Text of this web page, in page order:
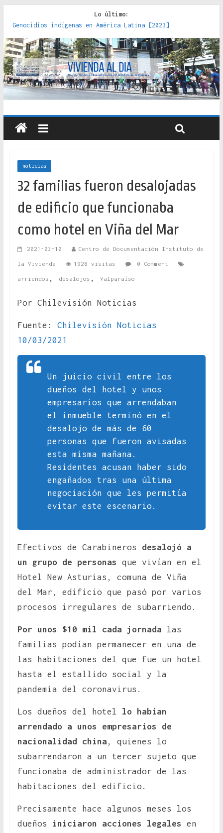
Lo último:
Genocidios indígenas en América Latina [2023]
Estudios sobre la espacialización de los Estados :
políticas, prácticas y representaciones [2022]
Donde el pedernal choca con el acero : hacia una teoría
crítica de las fronteras latinoamericanas [2020]
Criterios técnicos para una vivienda adecuada [2019]
Red de consultorios de la Caja del Seguro Obrero en
Santiago : un patrimonio emblemático [2014]
noticias
32 familias fueron desalojadas
de edificio que funcionaba
como hotel en Viña del Mar
2021-03-10 Centro de Documentación Instituto de
la Vivienda 1928 visitas 0 Comment
arriendos , desalojos , Valparaíso
Por Chilevisión Noticias
Fuente: Chilevisión Noticias
10/03/2021
Un juicio civil entre los
dueños del hotel y unos
empresarios que arrendaban
el inmueble terminó en el
desalojo de más de 60
personas que fueron avisadas
esta misma mañana.
Residentes acusan haber sido
engañados tras una última
negociación que les permitía
evitar este escenario.
Efectivos de Carabineros desalojó a
un grupo de personas que vivían en el
Hotel New Asturias, comuna de Viña
del Mar, edificio que pasó por varios
procesos irregulares de subarriendo.
Por unos $10 mil cada jornada las
familias podían permanecer en una de
las habitaciones del que fue un hotel
hasta el estallido social y la
pandemia del coronavirus.
Los dueños del hotel lo habían
arrendado a unos empresarios de
nacionalidad china , quienes lo
subarrendaron a un tercer sujeto que
funcionaba de administrador de las
habitaciones del edificio.
Precisamente hace algunos meses los
dueños
iniciaron acciones legales en